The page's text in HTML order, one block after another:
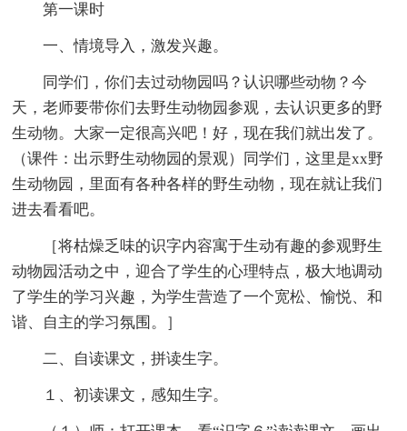
第一课时
一、情境导入，激发兴趣。
同学们，你们去过动物园吗？认识哪些动物？今
天，老师要带你们去野生动物园参观，去认识更多的野
生动物。大家一定很高兴吧！好，现在我们就出发了。
（课件：出示野生动物园的景观）同学们，这里是xx野
生动物园，里面有各种各样的野生动物，现在就让我们
进去看看吧。
［将枯燥乏味的识字内容寓于生动有趣的参观野生
动物园活动之中，迎合了学生的心理特点，极大地调动
了学生的学习兴趣，为学生营造了一个宽松、愉悦、和
谐、自主的学习氛围。］
二、自读课文，拼读生字。
１、初读课文，感知生字。